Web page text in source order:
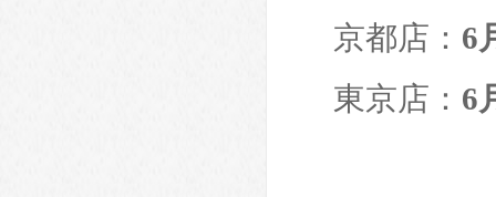
京都店： 6
東京店： 6